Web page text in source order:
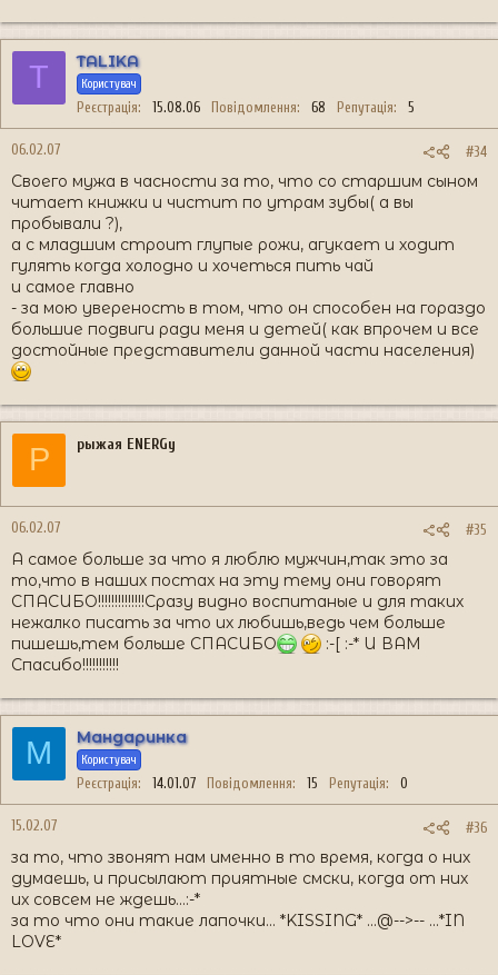
T TALIKA
Користувач
Реєстрація 15.08.06 Повідомлення 68 Репутація 5
06.02.07 #34
Своего мужа в часности за то, что со старшим сыном
читает книжки и чистит по утрам зубы( а вы
пробывали ?),
а с младшим строит глупые рожи, агукает и ходит
гулять когда холодно и хочеться пить чай
и самое главно
- за мою увереность в том, что он способен на гораздо
большие подвиги ради меня и детей( как впрочем и все
достойные представители данной части населения)
Р рыжая ENERGy
06.02.07 #35
А самое больше за что я люблю мужчин,так это за
то,что в наших постах на эту тему они говорят
СПАСИБО!!!!!!!!!!!!!!Сразу видно воспитаные и для таких
нежалко писать за что их любишь,ведь чем больше
пишешь,тем больше СПАСИБО
:-[ :-* И ВАМ
Спасибо!!!!!!!!!!!
М Мандаринка
Користувач
Реєстрація 14.01.07 Повідомлення 15 Репутація 0
15.02.07 #36
за то, что звонят нам именно в то время, когда о них
думаешь, и присылают приятные смски, когда от них
их совсем не ждешь...:-*
за то что они такие лапочки... *KISSING* ...@-->-- ...*IN
LOVE*